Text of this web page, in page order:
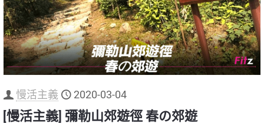
慢活主義 2020-03-04
[慢活主義] 彌勒山郊遊徑 春の郊遊